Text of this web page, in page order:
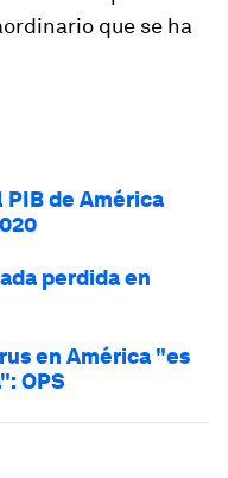
que se ha
PIB de América
perdida en
en América "es
OPS